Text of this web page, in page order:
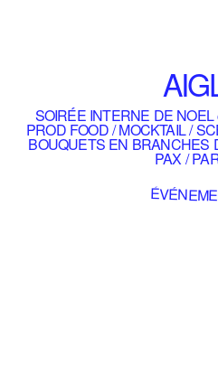
SOIRÉE INTERNE DE
PROD FOOD / MOCKTAIL /
BOUQUETS EN BRANCHES
PAX /